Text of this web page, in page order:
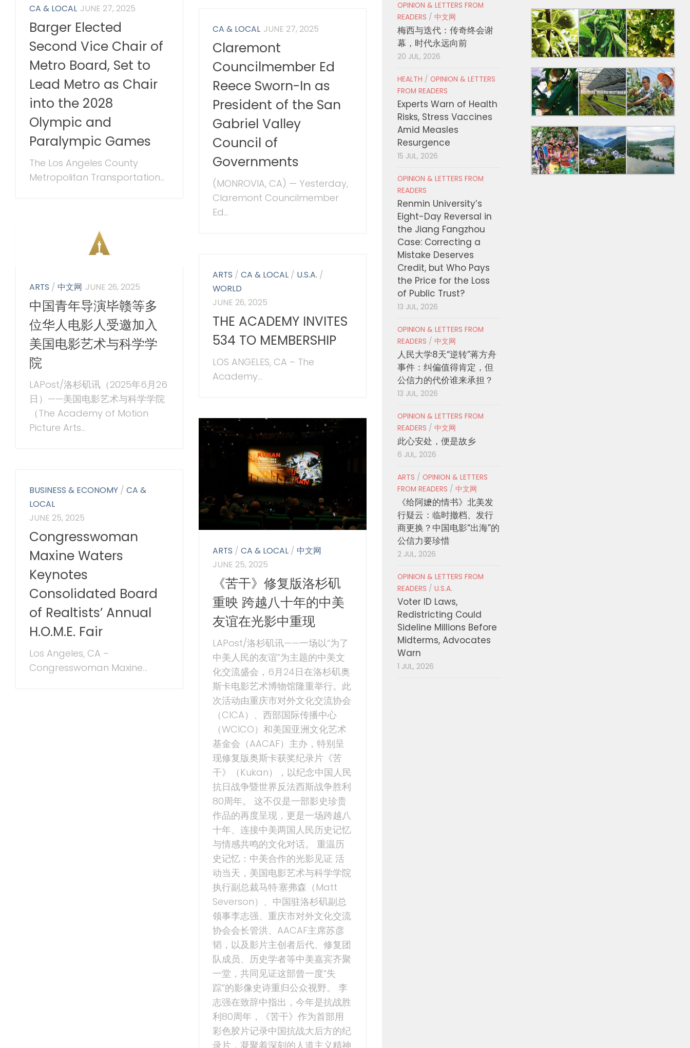
CA & LOCAL JUNE 27, 2025
Barger Elected
Second Vice Chair of
Metro Board, Set to
Lead Metro as Chair
into the 2028
Olympic and
Paralympic Games
The Los Angeles County
Metropolitan Transportation...
CA & LOCAL JUNE 27, 2025
Claremont
Councilmember Ed
Reece Sworn-In as
President of the San
Gabriel Valley
Council of
Governments
(MONROVIA, CA) — Yesterday,
Claremont Councilmember
Ed...
ARTS / 中文网 JUNE 26, 2025
中国青年导演毕赣等多
位华人电影人受邀加入
美国电影艺术与科学学
院
LAPost/洛杉矶讯（2025年6月26
日）——美国电影艺术与科学学院
（The Academy of Motion
Picture Arts...
ARTS /CA & LOCAL / U.S.A. /
WORLD
JUNE 26, 2025
THE ACADEMY INVITES
534 TO MEMBERSHIP
LOS ANGELES, CA – The
Academy...
ARTS /CA & LOCAL / 中文网
JUNE 25, 2025
《苦干》修复版洛杉矶
重映 跨越八十年的中美
友谊在光影中重现
LAPost/洛杉矶讯——一场以“为了
中美人民的友谊”为主题的中美文
化交流盛会，6月24日在洛杉矶奥
斯卡电影艺术博物馆隆重举行。此
次活动由重庆市对外文化交流协会
（CICA）、西部国际传播中心
（WCICO）和美国亚洲文化艺术
基金会（AACAF）主办，特别呈
现修复版奥斯卡获奖纪录片《苦
干》（Kukan），以纪念中国人民
抗日战争暨世界反法西斯战争胜利
80周年。 这不仅是一部影史珍贵
作品的再度呈现，更是一场跨越八
十年、连接中美两国人民历史记忆
与情感共鸣的文化对话。 重温历
史记忆：中美合作的光影见证 活
动当天，美国电影艺术与科学学院
执行副总裁马特·塞弗森（Matt
Severson）、中国驻洛杉矶副总
领事李志强、重庆市对外文化交流
协会会长管洪、AACAF主席苏彦
韬，以及影片主创者后代、修复团
队成员、历史学者等中美嘉宾齐聚
一堂，共同见证这部曾一度“失
踪”的影像史诗重归公众视野。 李
志强在致辞中指出，今年是抗战胜
利80周年，《苦干》作为首部用
彩色胶片记录中国抗战大后方的纪
录片，凝聚着深刻的人道主义精神
BUSINESS & ECONOMY /CA &
LOCAL
JUNE 25, 2025
Congresswoman
Maxine Waters
Keynotes
Consolidated Board
of Realtists’ Annual
H.O.M.E. Fair
Los Angeles, CA –
Congresswoman Maxine...
OPINION & LETTERS FROM
READERS / 中文网
梅西与迭代：传奇终会谢
幕，时代永远向前
20 JUL, 2026
HEALTH / OPINION & LETTERS
FROM READERS
Experts Warn of Health
Risks, Stress Vaccines
Amid Measles
Resurgence
15 JUL, 2026
OPINION & LETTERS FROM
READERS
Renmin University’s
Eight-Day Reversal in
the Jiang Fangzhou
Case: Correcting a
Mistake Deserves
Credit, but Who Pays
the Price for the Loss
of Public Trust?
13 JUL, 2026
OPINION & LETTERS FROM
READERS / 中文网
人民大学8天“逆转”蒋方舟
事件：纠偏值得肯定，但
公信力的代价谁来承担？
13 JUL, 2026
OPINION & LETTERS FROM
READERS / 中文网
此心安处，便是故乡
6 JUL, 2026
ARTS / OPINION & LETTERS
FROM READERS / 中文网
《给阿嬷的情书》北美发
行疑云：临时撤档、发行
商更换？中国电影“出海”的
公信力要珍惜
2 JUL, 2026
OPINION & LETTERS FROM
READERS / U.S.A.
Voter ID Laws,
Redistricting Could
Sideline Millions Before
Midterms, Advocates
Warn
1 JUL, 2026